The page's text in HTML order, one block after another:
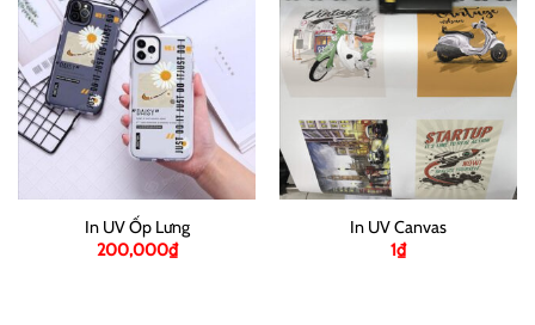
In UV Ốp Lưng
200,000₫
In UV Canvas
1₫